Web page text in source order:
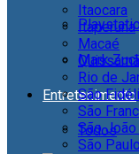
Mark
Entretenimento
Todos
Itaocara
Itaperuna
Macaé
Quissamã
Rio de
São
São
São João
São Paulo